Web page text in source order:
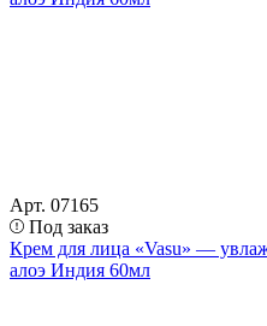
Арт. 07165
Под заказ
Крем для лица «Vasu» —
алоэ Индия 60мл